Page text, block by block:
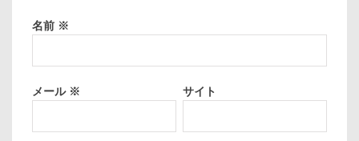
名前 ※
メール ※ サイト